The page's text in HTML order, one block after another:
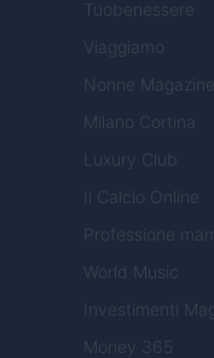
Tuobenessere
Viaggiamo
Nonne Magazine
Milano Cortina
Luxury Club
Il Calcio Online
Professione
World Music
Investimenti
Money 365